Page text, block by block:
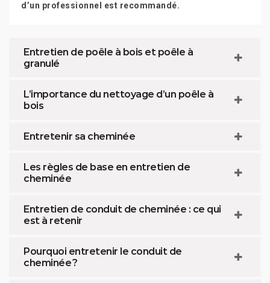
d’un professionnel est recommandé.
Entretien de poêle à bois et poêle à
granulé
L’importance du nettoyage d’un poêle à
bois
Entretenir sa cheminée
Les règles de base en entretien de
cheminée
Entretien de conduit de cheminée : ce qui
est à retenir
Pourquoi entretenir le conduit de
cheminée ?